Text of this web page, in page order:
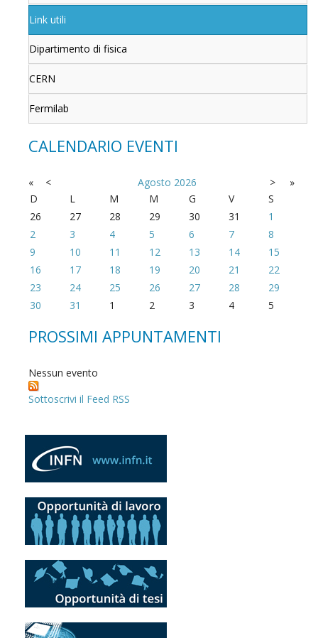
Link utili
Dipartimento di fisica
CERN
Fermilab
CALENDARIO EVENTI
« < Agosto 2026 >
»
D
L M M G V
S
26
27 28 29 30 31
1
2
3 4 5 6 7
8
9
10 11 12 13 14
15
16
17 18 19 20 21
22
23
24 25 26 27 28
29
30
31 1 2 3 4 5
PROSSIMI APPUNTAMENTI
Nessun evento
Sottoscrivi il Feed RSS